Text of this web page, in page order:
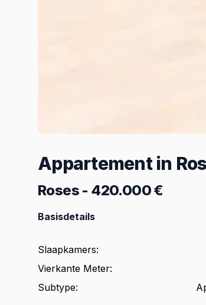
Appartement in
Roses - 420.000 €
Basisdetails
Slaapkamers:
Vierkante Meter:
Subtype: